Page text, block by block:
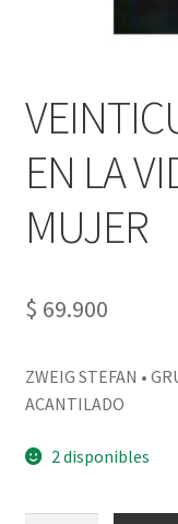
EN LA
MUJER
$ 69.900
ZWEIG STEFAN •
ACANTILADO
2 disponibles